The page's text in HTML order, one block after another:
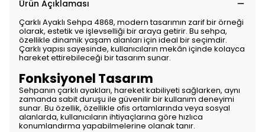
Ürün Açıklaması
Çarklı Ayaklı Sehpa 4868, modern tasarımın zarif bir örneği
olarak, estetik ve işlevselliği bir araya getirir. Bu sehpa,
özellikle dinamik yaşam alanları için ideal bir seçimdir.
Çarklı yapısı sayesinde, kullanıcıların mekân içinde kolayca
hareket ettirebileceği bir tasarım sunar.
Fonksiyonel Tasarım
Sehpanın çarklı ayakları, hareket kabiliyeti sağlarken, aynı
zamanda sabit duruşu ile güvenilir bir kullanım deneyimi
sunar. Bu özellik, özellikle ofis ortamlarında veya sosyal
alanlarda, kullanıcıların ihtiyaçlarına göre hızlıca
konumlandırma yapabilmelerine olanak tanır.